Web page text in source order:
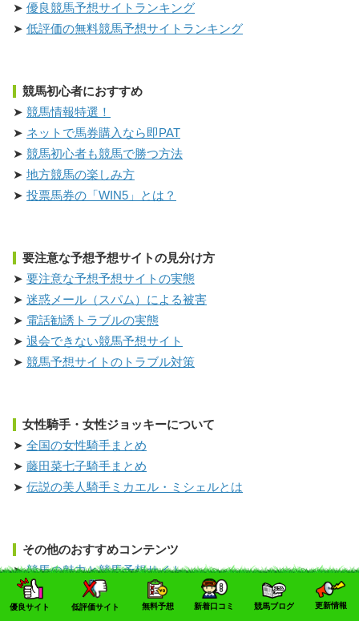
優良サイト 低評価サイト 無料予想 新着口コミ 競馬ブログ 更新情報
優良競馬予想サイトランキング
低評価の無料競馬予想サイトランキング
競馬初心者におすすめ
競馬情報特選！
ネットで馬券購入なら即PAT
競馬初心者も競馬で勝つ方法
地方競馬の楽しみ方
投票馬券の「WIN5」とは？
要注意な予想予想サイトの見分け方
要注意な予想予想サイトの実態
迷惑メール（スパム）による被害
電話勧誘トラブルの実態
退会できない競馬予想サイト
競馬予想サイトのトラブル対策
女性騎手・女性ジョッキーについて
全国の女性騎手まとめ
藤田菜七子騎手まとめ
伝説の美人騎手ミカエル・ミシェルとは
その他のおすすめコンテンツ
競馬の魅力と競馬予想サイト
中京競馬場はJRA運営じゃない？
珍馬名馬～面白い名前